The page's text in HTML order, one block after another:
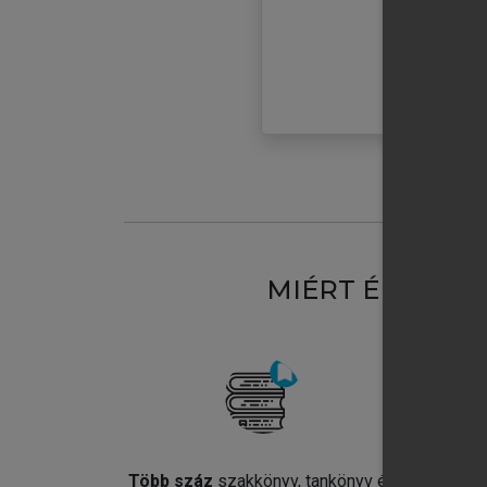
MIÉRT
Több száz szakkönyv, tankönyv és